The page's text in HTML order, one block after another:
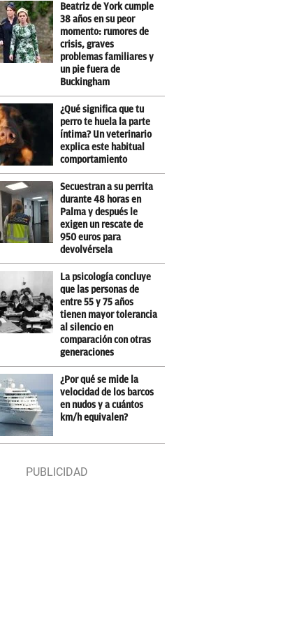
Beatriz de York cumple
38 años en su peor
momento: rumores de
crisis, graves
problemas familiares y
un pie fuera de
Buckingham
¿Qué significa que tu
perro te huela la parte
íntima? Un veterinario
explica este habitual
comportamiento
Secuestran a su perrita
durante 48 horas en
Palma y después le
exigen un rescate de
950 euros para
devolvérsela
La psicología concluye
que las personas de
entre 55 y 75 años
tienen mayor tolerancia
al silencio en
comparación con otras
generaciones
¿Por qué se mide la
velocidad de los barcos
en nudos y a cuántos
km/h equivalen?